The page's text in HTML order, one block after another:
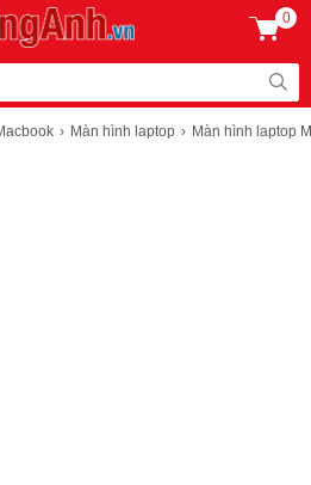
0
Màn hình laptop Màn hình laptop